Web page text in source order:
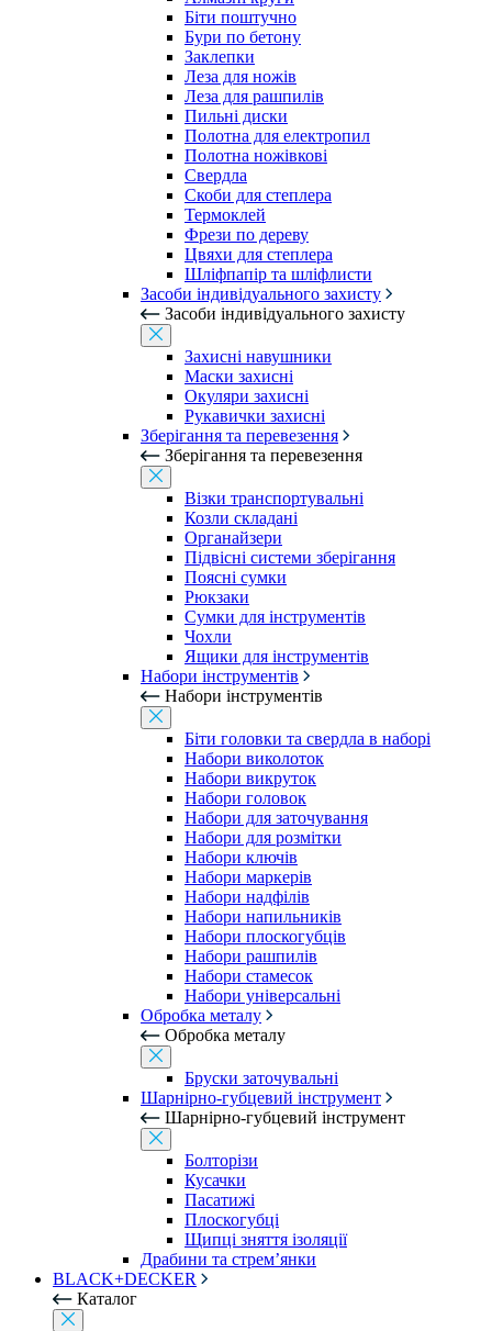
Біти поштучно
Бури по бетону
Заклепки
Леза для ножів
Леза для рашпилів
Пильні диски
Полотна для електропил
Полотна ножівкові
Свердла
Скоби для степлера
Термоклей
Фрези по дереву
Цвяхи для степлера
Шліфпапір та шліфлисти
Засоби індивідуального захисту
Засоби індивідуального захисту
Захисні навушники
Маски захисні
Окуляри захисні
Рукавички захисні
Зберігання та перевезення
Зберігання та перевезення
Візки транспортувальні
Козли складані
Органайзери
Підвісні системи зберігання
Поясні сумки
Рюкзаки
Сумки для інструментів
Чохли
Ящики для інструментів
Набори інструментів
Набори інструментів
Біти головки та свердла в наборі
Набори виколоток
Набори викруток
Набори головок
Набори для заточування
Набори для розмітки
Набори ключів
Набори маркерів
Набори надфілів
Набори напильників
Набори плоскогубців
Набори рашпилів
Набори стамесок
Набори універсальні
Обробка металу
Обробка металу
Бруски заточувальні
Шарнірно-губцевий інструмент
Шарнірно-губцевий інструмент
Болторізи
Кусачки
Пасатижі
Плоскогубці
Щипці зняття ізоляції
Драбини та стрем’янки
BLACK+DECKER
Каталог